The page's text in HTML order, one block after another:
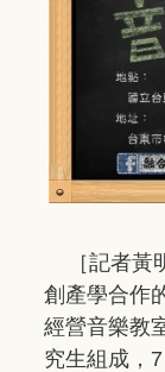
［記者黃
創產學合作
經營音樂教
究生組成，